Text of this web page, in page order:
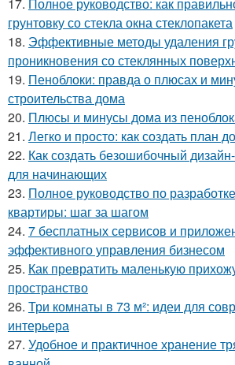
грунтовку со стекла окна стеклопакета
18. Эффективные методы удаления
проникновения со стеклянных
19. Пеноблоки: правда о плюсах и
строительства дома
20. Плюсы и минусы дома из
21. Легко и просто: как создать план
22. Как создать безошибочный
для начинающих
23. Полное руководство по
квартиры: шаг за шагом
24. 7 бесплатных сервисов и
эффективного управления бизнесом
25. Как превратить маленькую
пространство
26. Три комнаты в 73 м²: идеи для
интерьера
27. Удобное и практичное хранение